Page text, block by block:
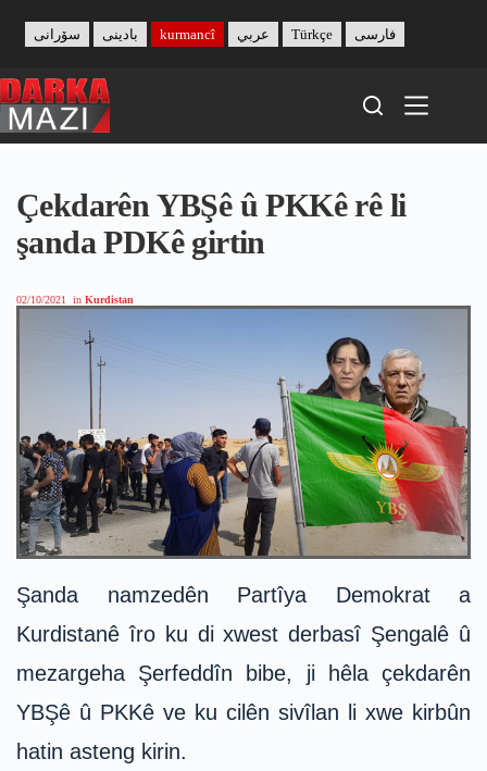
content
بادینی سۆرانی kurmancî عربي Türkçe فارسی
Çekdarên YBŞê û PKKê rê li
şanda PDKê girtin
02/10/2021 in Kurdistan
Şanda namzedên Partîya Demokrat a
Kurdistanê îro ku di xwest derbasî Şengalê û
mezargeha Şerfeddîn bibe, ji hêla çekdarên
YBŞê û PKKê ve ku cilên sivîlan li xwe kirbûn
hatin asteng kirin.